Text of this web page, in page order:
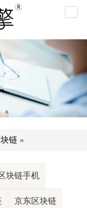
万
区
链
链 »
块链手机
京东区块链